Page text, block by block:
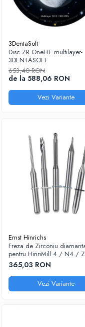
3DentaSoft
Disc ZR OneHT multilayer-
3DENTASOFT
653,40 RON
de la 588,06 RON
Vezi Variante
Ernst Hinrichs
Freza de Zirconiu
pentru HinriMill 4 / N4 /
365,03 RON
Vezi Variante